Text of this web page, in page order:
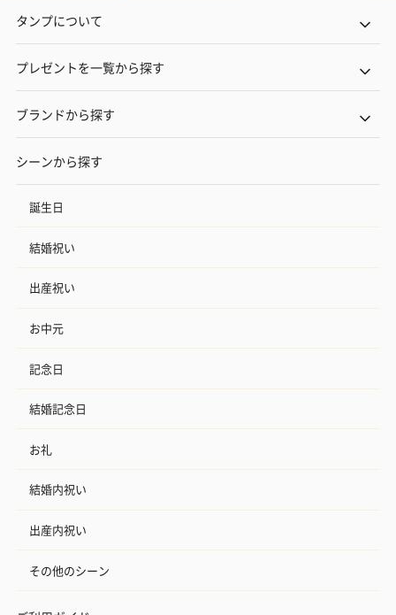
タンプについて
プレゼントを一覧から探す
ブランドから探す
シーンから探す
誕生日
結婚祝い
出産祝い
お中元
記念日
結婚記念日
お礼
結婚内祝い
出産内祝い
その他のシーン